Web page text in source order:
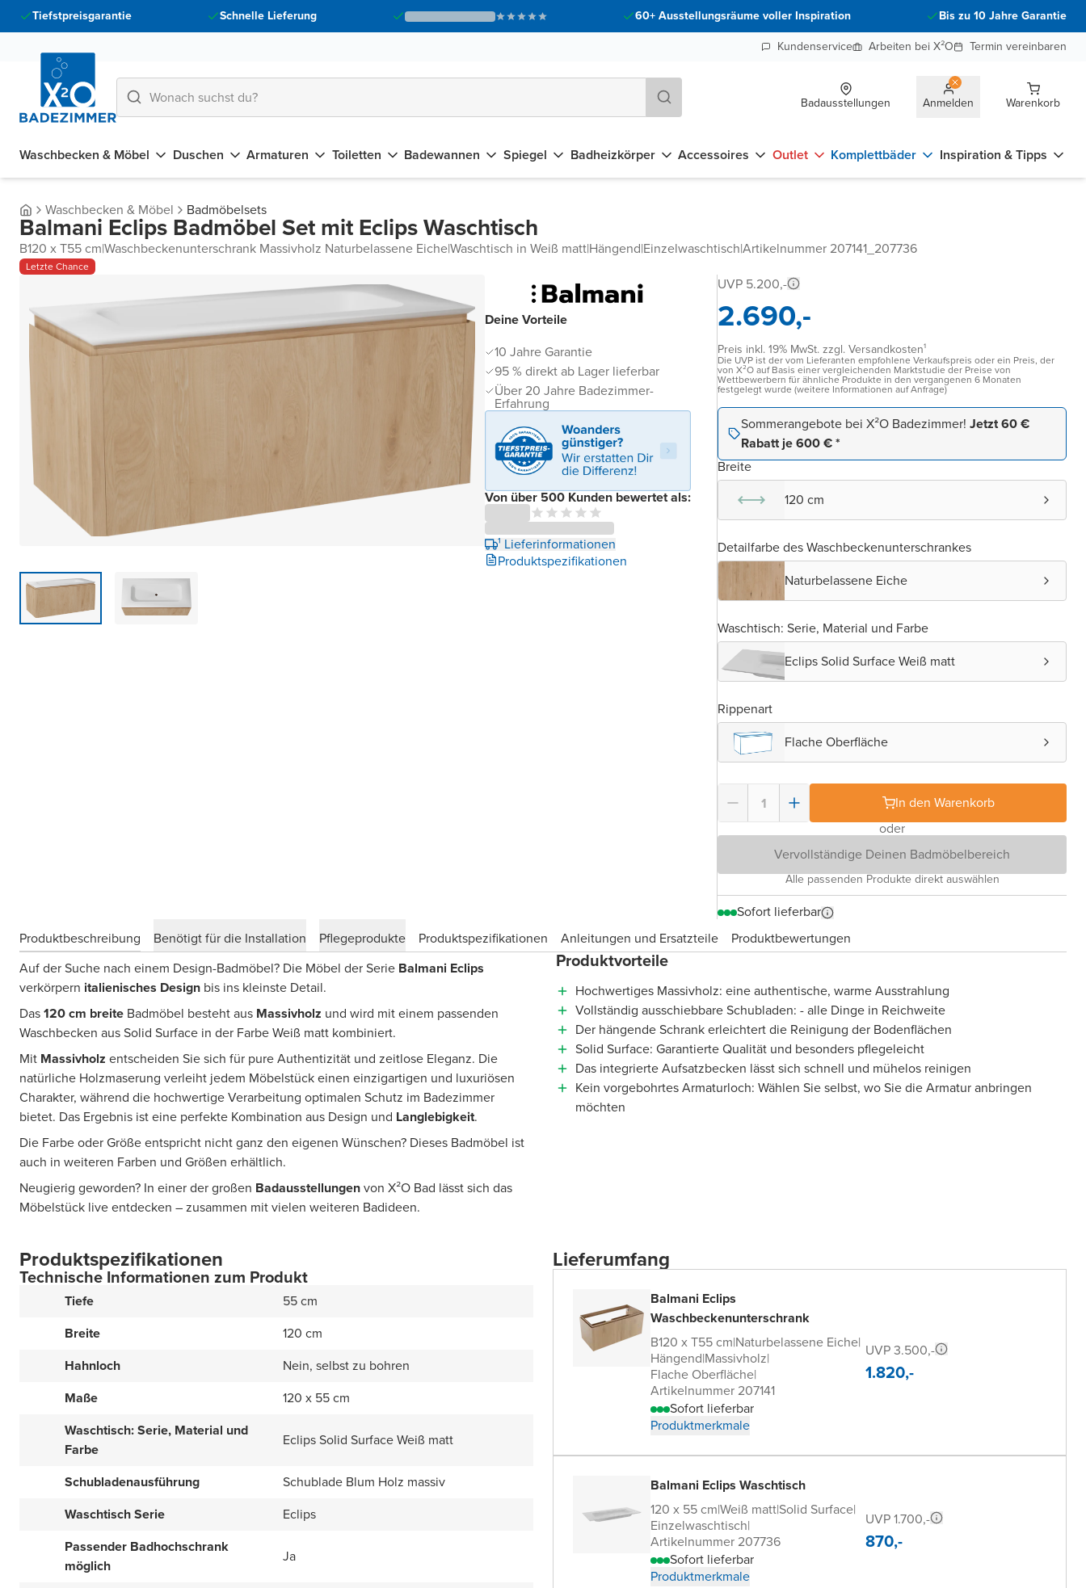
Tiefstpreisgarantie Schnelle Lieferung 60+ Ausstellungsräume voller Inspiration
Bis zu 10 Jahre Garantie
Kundenservice
Arbeiten bei X²O Termin vereinbaren
Badausstellungen Anmelden Warenkorb
Waschbecken & Möbel Duschen Armaturen Toiletten Badewannen Spiegel Badheizkörper Accessoires Outlet Komplettbäder Inspiration & Tipps
Waschbecken & Möbel Badmöbelsets
Balmani Eclips Badmöbel Set mit Eclips Waschtisch
B120 x T55 cm|Waschbeckenunterschrank Massivholz Naturbelassene Eiche|Waschtisch in Weiß matt|Hängend|Einzelwaschtisch|Artikelnummer 207141_207736
Letzte Chance
Deine Vorteile
10 Jahre Garantie
95 % direkt ab Lager lieferbar
Über 20 Jahre Badezimmer-
Erfahrung
Von über 500 Kunden bewertet als:
¹ Lieferinformationen
Produktspezifikationen
UVP 5.200,-
2.690,-
Preis inkl. 19% MwSt. zzgl. Versandkosten¹
Die UVP ist der vom Lieferanten empfohlene Verkaufspreis oder ein Preis, der
von X²O auf Basis einer vergleichenden Marktstudie der Preise von
Wettbewerbern für ähnliche Produkte in den vergangenen 6 Monaten
festgelegt wurde (weitere Informationen auf Anfrage)
Sommerangebote bei X²O Badezimmer! Jetzt 60 €
Rabatt je 600 € *
Breite
120 cm
Detailfarbe des Waschbeckenunterschrankes
Naturbelassene Eiche
Waschtisch: Serie, Material und Farbe
Eclips Solid Surface Weiß matt
Rippenart
Flache Oberfläche
In den Warenkorb
oder
Vervollständige Deinen Badmöbelbereich
Alle passenden Produkte direkt auswählen
Sofort lieferbar
Produktbeschreibung
Benötigt für die Installation Pflegeprodukte Produktspezifikationen Anleitungen und Ersatzteile
Produktbewertungen
Auf der Suche nach einem Design-Badmöbel? Die Möbel der Serie Balmani Eclips
verkörpern italienisches Design bis ins kleinste Detail.
Das120 cm breite Badmöbel besteht aus Massivholz und wird mit einem passenden
Waschbecken aus Solid Surface in der Farbe Weiß matt kombiniert.
Mit Massivholz entscheiden Sie sich für pure Authentizität und zeitlose Eleganz. Die
natürliche Holzmaserung verleiht jedem Möbelstück einen einzigartigen und luxuriösen
Charakter, während die hochwertige Verarbeitung optimalen Schutz im Badezimmer
bietet. Das Ergebnis ist eine perfekte Kombination aus Design und Langlebigkeit.
Die Farbe oder Größe entspricht nicht ganz den eigenen Wünschen? Dieses Badmöbel ist
auch in weiteren Farben und Größen erhältlich.
Neugierig geworden? In einer der großen Badausstellungenvon X²O Bad lässt sich das
Möbelstück live entdecken – zusammen mit vielen weiteren Badideen.
Produktvorteile
Hochwertiges Massivholz: eine authentische, warme Ausstrahlung
Vollständig ausschiebbare Schubladen: - alle Dinge in Reichweite
Der hängende Schrank erleichtert die Reinigung der Bodenflächen
Solid Surface: Garantierte Qualität und besonders pflegeleicht
Das integrierte Aufsatzbecken lässt sich schnell und mühelos reinigen
Kein vorgebohrtes Armaturloch: Wählen Sie selbst, wo Sie die Armatur anbringen
möchten
Produktspezifikationen
Technische Informationen zum Produkt
Tiefe
55 cm
Breite
120 cm
Hahnloch
Nein, selbst zu bohren
Maße
120 x 55 cm
Waschtisch: Serie, Material und
Farbe
Eclips Solid Surface Weiß matt
Schubladenausführung
Schublade Blum Holz massiv
Waschtisch Serie
Eclips
Passender Badhochschrank
möglich
Ja
Lieferumfang
Balmani Eclips
Waschbeckenunterschrank
B120 x T55 cm|Naturbelassene Eiche|
Hängend|Massivholz|
Flache Oberfläche|
Artikelnummer 207141
Sofort lieferbar
Produktmerkmale
UVP 3.500,-
1.820,-
Balmani Eclips Waschtisch
120 x 55 cm|Weiß matt|Solid Surface|
Einzelwaschtisch|
Artikelnummer 207736
Sofort lieferbar
Produktmerkmale
UVP 1.700,-
870,-